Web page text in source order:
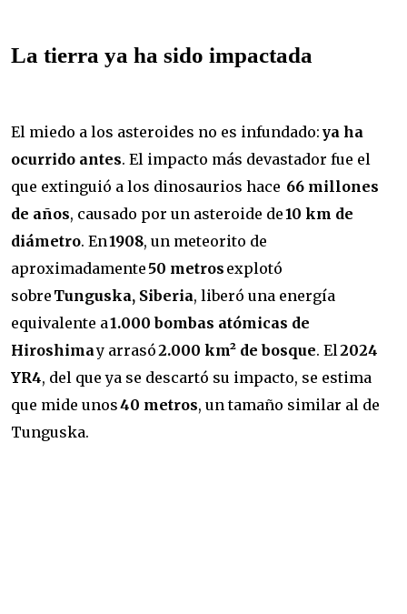
La tierra ya ha sido impactada
El miedo a los asteroides no es infundado: ya ha
ocurrido antes. El impacto más devastador fue el
que extinguió a los dinosaurios hace 66 millones
de años, causado por un asteroide de10 km de
diámetro. En1908, un meteorito de
aproximadamente 50 metros explotó
sobre Tunguska, Siberia, liberó una energía
equivalente a1.000 bombas atómicas de
Hiroshimay arrasó2.000 km² de bosque. El2024
YR4, del que ya se descartó su impacto, se estima
que mide unos40 metros, un tamaño similar al de
Tunguska.